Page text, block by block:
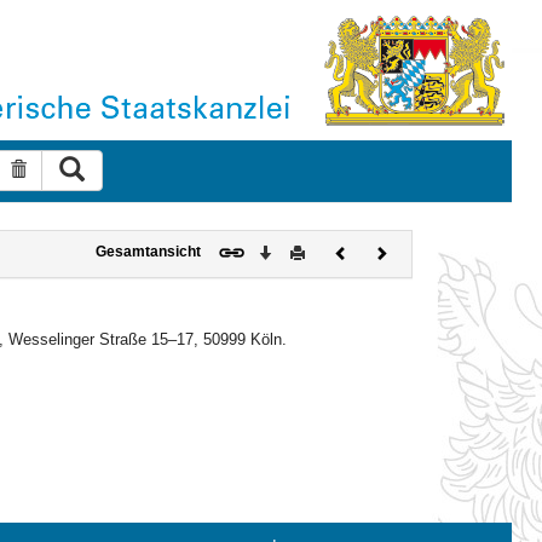
Suche zurücksetzen
Gesamtansicht Download
DruckenVorherigesNächstes
Dokument
Straße 15–17, 50999 Köln.